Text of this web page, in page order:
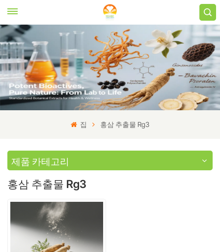
집 홍삼 추출물 Rg3
제품 카테고리
홍삼 추출물 Rg3